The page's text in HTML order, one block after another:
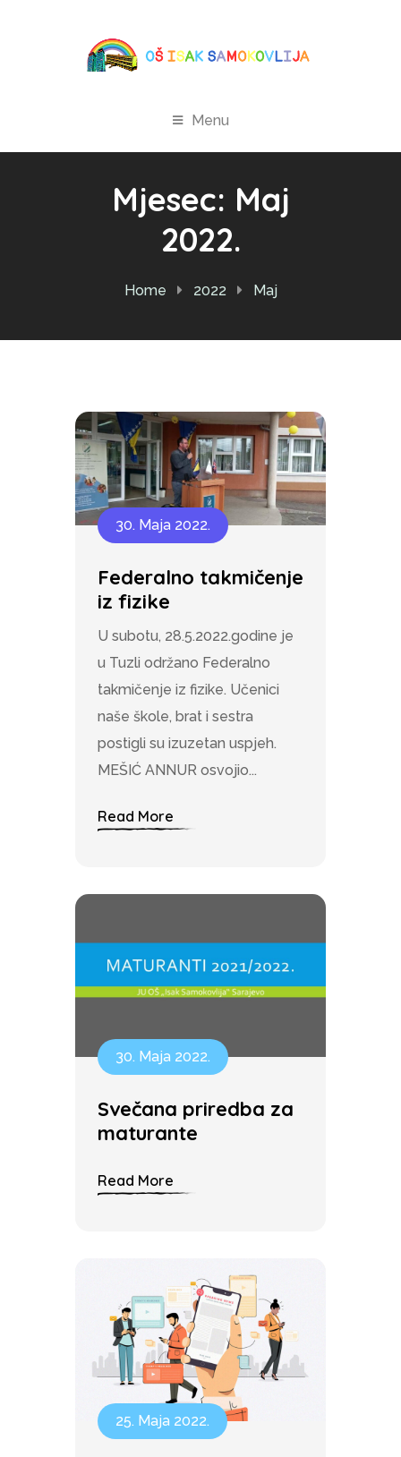
Menu
Mjesec: Maj
2022.
Home 2022 Maj
30. Maja 2022.
Federalno takmičenje
iz fizike
U subotu, 28.5.2022.godine je
u Tuzli održano Federalno
takmičenje iz fizike. Učenici
naše škole, brat i sestra
postigli su izuzetan uspjeh.
MEŠIĆ ANNUR osvojio...
Read More
30. Maja 2022.
Svečana priredba za
maturante
Read More
25. Maja 2022.